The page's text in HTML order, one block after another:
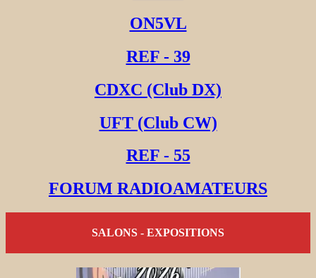
ON5VL
REF - 39
CDXC (Club DX)
UFT (Club CW)
REF - 55
FORUM RADIOAMATEURS
SALONS - EXPOSITIONS